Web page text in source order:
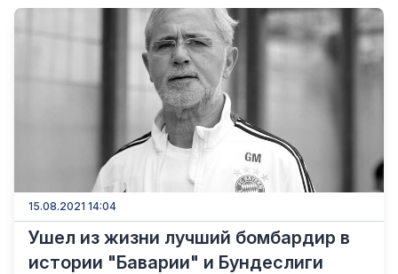
15.08.2021 14:04
Ушел из жизни лучший бомбардир в
истории "Баварии" и Бундеслиги